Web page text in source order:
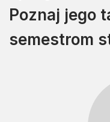
Poznaj jego
semestrom